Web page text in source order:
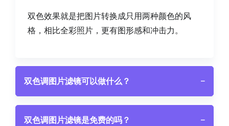
双色效果就是把图片转换成只用两种颜色的风
格，相比全彩照片，更有图形感和冲击力。
双色调图片滤镜可以做什么？ −
双色调图片滤镜是免费的吗？ −